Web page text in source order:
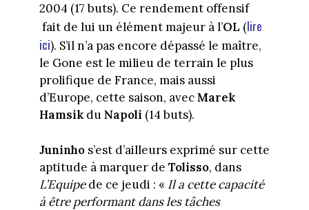
2004 (17 buts). Ce rendement offensif
fait de lui un élément majeur à l’OL (lire
ici). S’il n’a pas encore dépassé le maître,
le Gone est le milieu de terrain le plus
prolifique de France, mais aussi
d’Europe, cette saison, avecMarek
HamsikduNapoli (14 buts).
Juninhos’est d’ailleurs exprimé sur cette
aptitude à marquer de Tolisso, dans
L’Equipede ce jeudi : « Il a cette capacité
à être performant dans les tâches